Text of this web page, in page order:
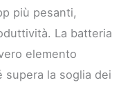
più pesanti,
La batteria
elemento
la soglia dei